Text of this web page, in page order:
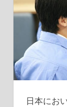
日本にお